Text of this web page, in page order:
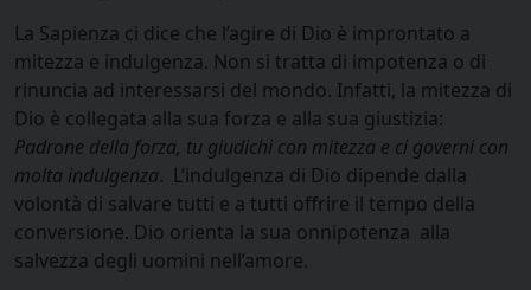
La Sapienza ci dice che l’agire di Dio è improntato a
mitezza e indulgenza. Non si tratta di impotenza o di
rinuncia ad interessarsi del mondo. Infatti, la mitezza di
Dio è collegata alla sua forza e alla sua giustizia:
Padrone della forza, tu giudichi con mitezza e ci governi con
molta indulgenza. L’indulgenza di Dio dipende dalla
volontà di salvare tutti e a tutti offrire il tempo della
conversione. Dio orienta la sua onnipotenza alla
salvezza degli uomini nell’amore.